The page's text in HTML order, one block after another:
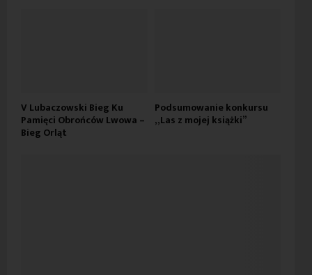
V Lubaczowski Bieg Ku
Pamięci Obrońców Lwowa –
Bieg Orląt
Podsumowanie konkursu
„Las z mojej książki”